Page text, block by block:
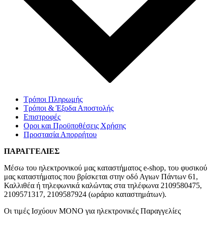
Τρόποι Πληρωμής
Τρόποι & Έξοδα Αποστολής
Επιστροφές
Οροι και Προϋποθέσεις Χρήσης
Προστασία Απορρήτου
ΠΑΡΑΓΓΕΛΙΕΣ
Μέσω του ηλεκτρονικού μας καταστήματος e-shop, του φυσικού
μας καταστήματος που βρίσκεται στην οδό Αγιων Πάντων 61,
Καλλιθέα ή τηλεφωνικά καλώντας στα τηλέφωνα 2109580475,
2109571317, 2109587924 (ωράριο καταστημάτων).
Οι τιμές Ισχύουν ΜΟΝΟ για ηλεκτρονικές Παραγγελίες